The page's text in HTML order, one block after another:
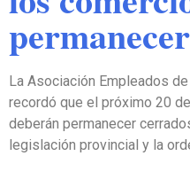
La Asociación Empleados
recordó que el próximo 20
deberán permanecer
legislación provincial y la